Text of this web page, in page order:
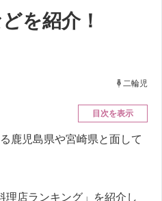
製造業のIT
エネルギ
を紹介！
二輪児
目次を表示
鹿児島県や宮崎県と面して
店ランキング」を紹介し